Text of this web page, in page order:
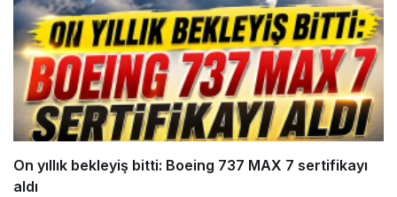
On yıllık bekleyiş bitti: Boeing 737 MAX 7 sertifikayı
aldı